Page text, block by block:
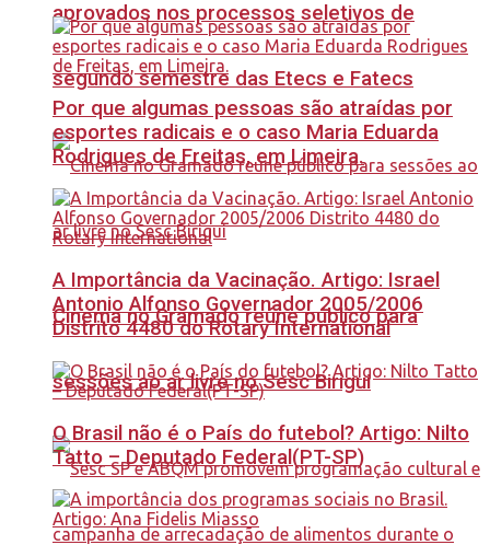
aprovados nos processos seletivos de
segundo semestre das Etecs e Fatecs
Cinema no Gramado reúne público para
sessões ao ar livre no Sesc Birigui
Por que algumas pessoas são atraídas por
esportes radicais e o caso Maria Eduarda
Rodrigues de Freitas, em Limeira.
A Importância da Vacinação. Artigo: Israel
Antonio Alfonso Governador 2005/2006
Distrito 4480 do Rotary International
O Brasil não é o País do futebol? Artigo: Nilto
Tatto – Deputado Federal(PT-SP)